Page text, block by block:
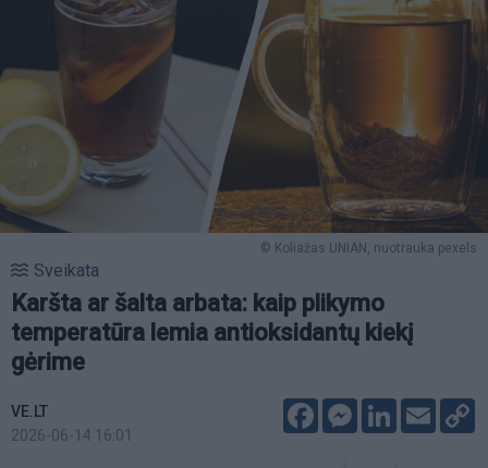
© Koliažas UNIAN, nuotrauka pexels
Sveikata
Karšta ar šalta arbata: kaip plikymo
temperatūra lemia antioksidantų kiekį
gėrime
VE.LT
2026-06-14 16:01
FacebookMessenger
LinkedIn
Email